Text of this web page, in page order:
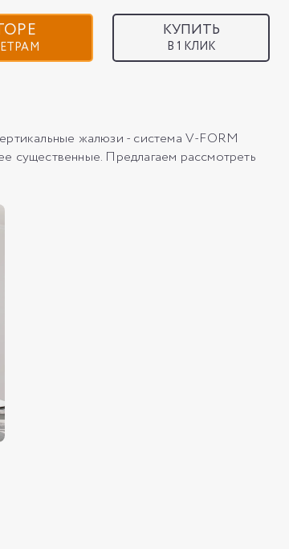
КУПИТЬ
В 1 КЛИК
жалюзи - система V-FORM
Предлагаем рассмотреть